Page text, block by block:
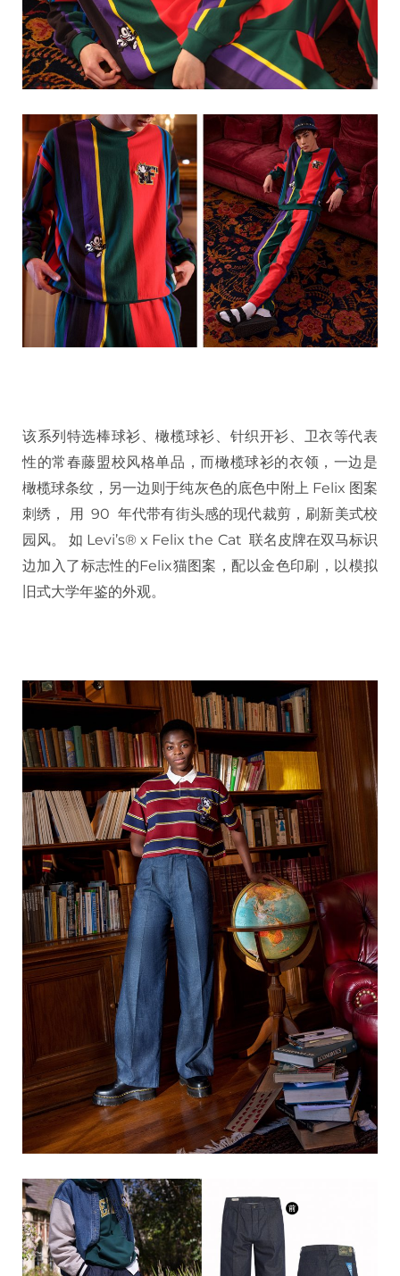
该系列特选棒球衫、橄榄球衫、针织开衫、卫衣等代表
性的常春藤盟校风格单品，而橄榄球衫的衣领，一边是
橄榄球条纹，另一边则于纯灰色的底色中附上 Felix 图案
刺绣， 用 90 年代带有街头感的现代裁剪，刷新美式校
园风。 如 Levi’s® x Felix the Cat 联名皮牌在双马标识
边加入了标志性的Felix猫图案，配以金色印刷，以模拟
旧式大学年鉴的外观。